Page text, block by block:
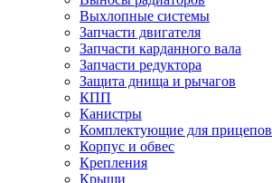
Выхлопные системы
Запчасти двигателя
Запчасти карданного вала
Запчасти редуктора
Защита днища и рычагов
КПП
Канистры
Комплектующие для прицепов
Корпус и обвес
Крепления
Крыши